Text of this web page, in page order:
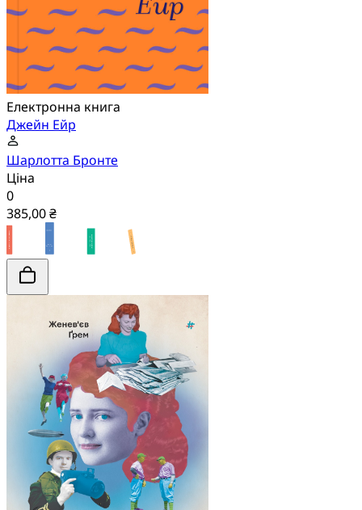
Електронна книга
Джейн Ейр
Шарлотта Бронте
Ціна
0
385,00 ₴